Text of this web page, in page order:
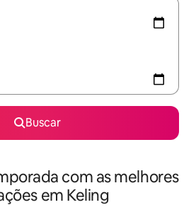
Buscar
com as melhores
em Keling